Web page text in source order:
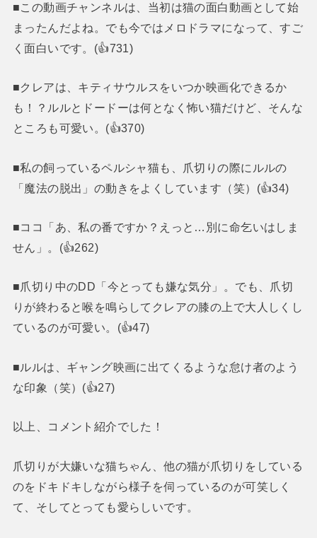
■この動画チャンネルは、当初は猫の面白動画として始
まったんだよね。でも今ではメロドラマになって、すご
く面白いです。(👍731)
■クレアは、キティサウルスをいつか映画化できるか
も！？ルルとドードーは何となく怖い猫だけど、そんな
ところも可愛い。(👍370)
■私の飼っているペルシャ猫も、爪切りの際にルルの
「魔法の脱出」の動きをよくしています（笑）(👍34)
■ココ「あ、私の番ですか？えっと…別に命乞いはしま
せん」。(👍262)
■爪切り中のDD「今とっても嫌な気分」。でも、爪切
りが終わると喉を鳴らしてクレアの膝の上で大人しくし
ているのが可愛い。(👍47)
■ルルは、ギャング映画に出てくるような怠け者のよう
な印象（笑）(👍27)
以上、コメント紹介でした！
爪切りが大嫌いな猫ちゃん、他の猫が爪切りをしている
のをドキドキしながら様子を伺っているのが可笑しく
て、そしてとっても愛らしいです。